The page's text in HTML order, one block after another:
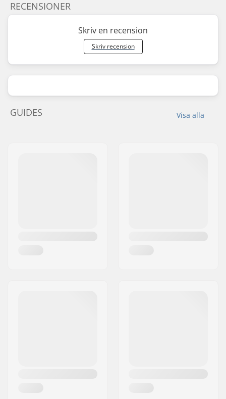
RECENSIONER
Skriv en recension
Skriv recension
Visa alla
GUIDES